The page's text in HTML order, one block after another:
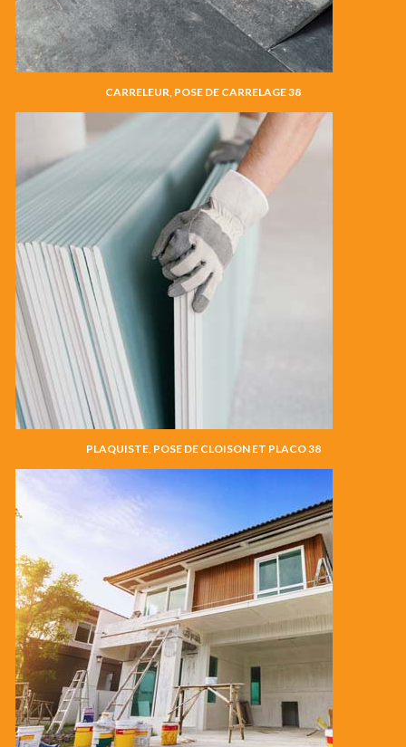
CARRELEUR, POSE DE CARRELAGE 38
PLAQUISTE, POSE DE CLOISON ET PLACO 38